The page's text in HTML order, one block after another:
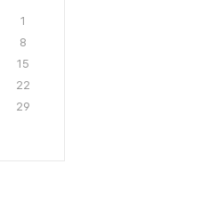
1
8
15
22
29